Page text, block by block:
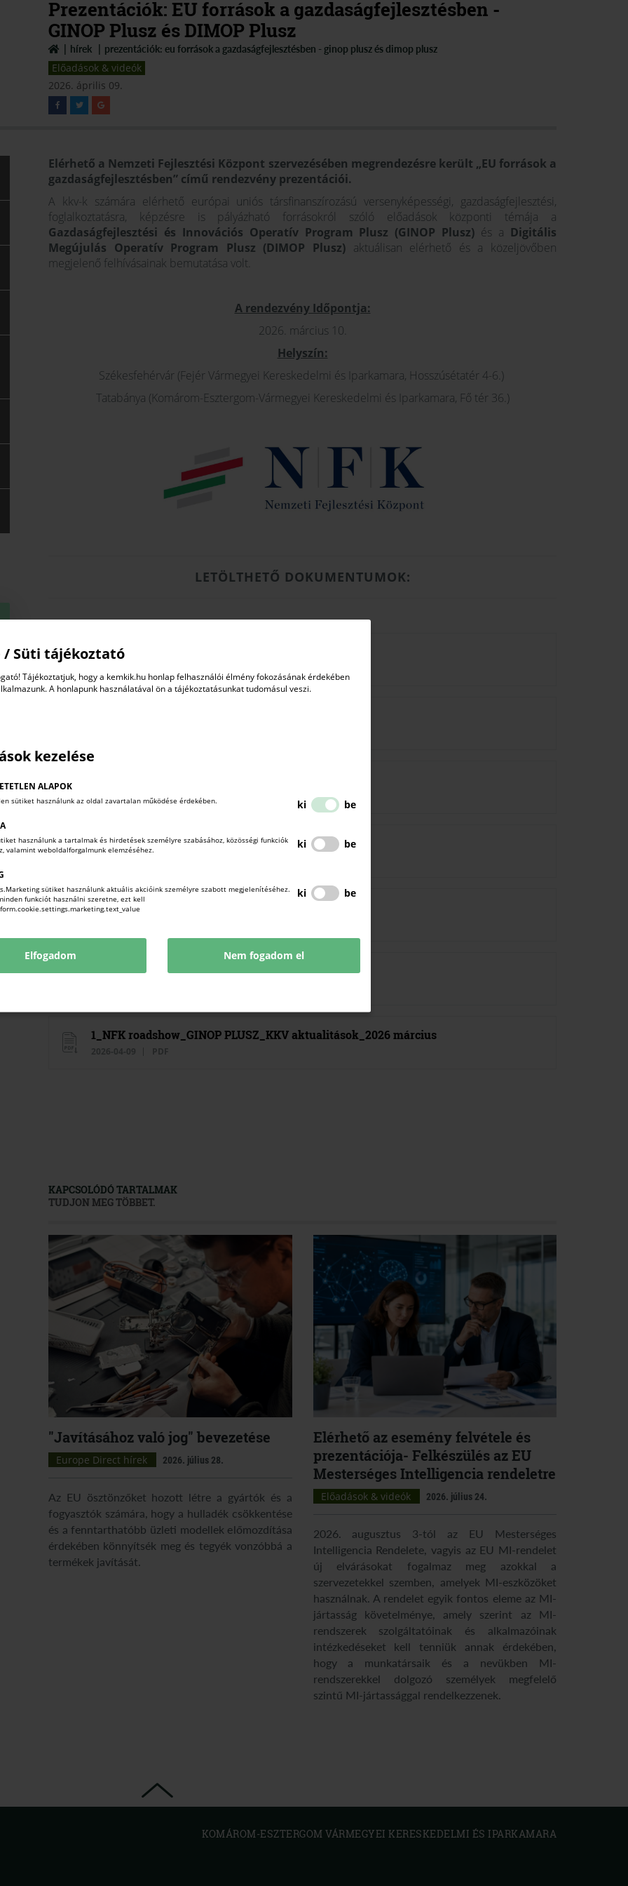
/ Süti tájékoztató
Tájékoztatjuk, hogy a kemkik.hu honlap felhasználói élmény fokozásának érdekében
A honlapunk használatával ön a tájékoztatásunkat tudomásul veszi.
kezelése
ALAPOK
sütiket használunk az oldal zavartalan működése érdekében. ki be
használunk a tartalmak és hirdetések személyre szabásához, közösségi funkciók
valamint weboldalforgalmunk elemzéséhez.
ki be
sütiket használunk aktuális akcióink személyre szabott megjelenítéséhez.
funkciót használni szeretne, ezt kell
ki be
Elfogadom Nem fogadom el
Prezentációk: EU források a gazdaságfejlesztésben -
GINOP Plusz és DIMOP Plusz
hírek prezentációk: eu források a gazdaságfejlesztésben - ginop plusz és dimop plusz
Előadások & videók
2026. április 09.
Elérhető a Nemzeti Fejlesztési Központ szervezésében megrendezésre került „EU források a
gazdaságfejlesztésben” című rendezvény prezentációi.
A kkv-k számára elérhető európai uniós társfinanszírozású versenyképességi, gazdaságfejlesztési,
foglalkoztatásra, képzésre is pályázható forrásokról szóló előadások központi témája a
Gazdaságfejlesztési és Innovációs Operatív Program Plusz (GINOP Plusz) és a Digitális
Megújulás Operatív Program Plusz (DIMOP Plusz) aktuálisan elérhető és a közeljövőben
megjelenő felhívásainak bemutatása volt.
A rendezvény Időpontja:
2026. március 10.
Helyszín:
Székesfehérvár (Fejér Vármegyei Kereskedelmi és Iparkamara, Hosszúsétatér 4-6.)
Tatabánya (Komárom-Esztergom-Vármegyei Kereskedelmi és Iparkamara, Fő tér 36.)
LETÖLTHETŐ DOKUMENTUMOK:
8_NFK roadshow_NKFIH_S3_általános
2026-04-09 PDF
5_NFK roadshow_Széchenyi Programiroda
3_NFK roadshow_MFB Pénzügyi eszközök
2_NFK roadshow__DIMOP_Plusz-1.2.6_B
1_NFK roadshow_GINOP PLUSZ_KKV aktualitások_2026 március
2026-04-09 PDF
KAPCSOLÓDÓ TARTALMAK
TUDJON MEG TÖBBET.
"Javításához való jog" bevezetése
Europe Direct hírek 2026. július 28.
Az EU ösztönzőket hozott létre a gyártók és a
fogyasztók számára, hogy a hulladék csökkentése
és a fenntarthatóbb üzleti modellek előmozdítása
érdekében könnyítsék meg és tegyék vonzóbbá a
termékek javítását.
Elérhető az esemény felvétele és
prezentációja- Felkészülés az EU
Mesterséges Intelligencia rendeletre
Előadások & videók 2026. július 24.
2026. augusztus 3-tól az EU Mesterséges
Intelligencia Rendelete, vagyis az EU MI-rendelet
új elvárásokat fogalmaz meg azokkal a
szervezetekkel szemben, amelyek MI-eszközöket
használnak. A rendelet egyik fontos eleme az MI-
jártasság követelménye, amely szerint az MI-
rendszerek szolgáltatóinak és alkalmazóinak
intézkedéseket kell tenniük annak érdekében,
hogy a munkatársaik és a nevükben MI-
rendszerekkel dolgozó személyek megfelelő
szintű MI-jártassággal rendelkezzenek.
KOMÁROM-ESZTERGOM VÁRMEGYEI KERESKEDELMI ÉS IPARKAMARA